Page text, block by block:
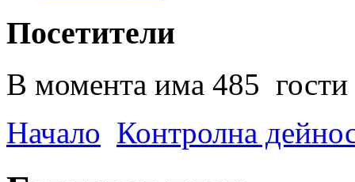
Посетители
В момента има 485 гости
Начало Контролна